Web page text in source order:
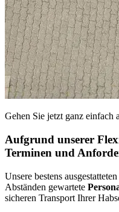
Gehen Sie jetzt ganz einfach
Aufgrund unserer
Terminen und
Unsere bestens
Abständen gewartete
sicheren Transport Ihrer